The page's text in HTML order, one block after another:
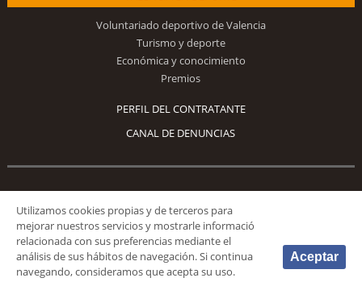
Voluntariado deportivo de Valencia
Turismo y deporte
Económica y conocimiento
Premios
PERFIL DEL CONTRATANTE
CANAL DE DENUNCIAS
Síguenos
Utilizamos cookies propias y de terceros para
mejorar nuestros servicios y mostrarle informació
relacionada con sus preferencias mediante el
análisis de sus hábitos de navegación. Si continua
navegando, consideramos que acepta su uso.
Aceptar